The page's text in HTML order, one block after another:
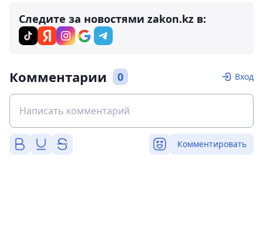
Следите за новостями zakon.kz в:
Комментарии 0 Вход
Комментировать